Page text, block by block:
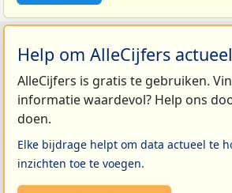
Help om AlleCijfers
AlleCijfers is gratis te gebruiken.
informatie waardevol? Help ons
doen.
Elke bijdrage helpt om data actueel te
inzichten toe te voegen.